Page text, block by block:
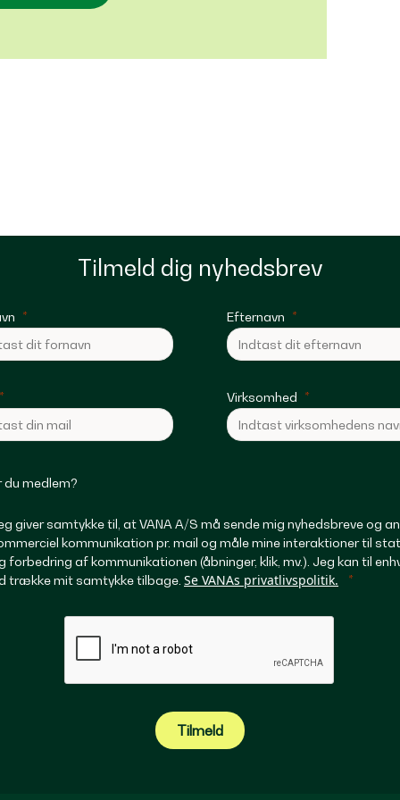
Tilmeld dig nyhedsbrev
Efternavn
Virksomhed
du medlem?
giver samtykke til, at VANA A/S må sende mig nyhedsbreve og
kommunikation pr. mail og måle mine interaktioner til
forbedring af kommunikationen (åbninger, klik, mv.). Jeg kan til
trække mit samtykke tilbage. Se VANAs privatlivspolitik.
Tilmeld